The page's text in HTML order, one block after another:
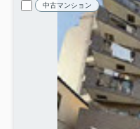
中古マンション